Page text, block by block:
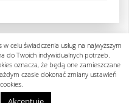
celu świadczenia usług na najwyższym
do Twoich indywidualnych potrzeb.
oznacza, że będą one zamieszczane
czasie dokonać zmiany ustawień